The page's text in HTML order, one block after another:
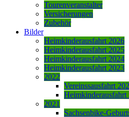
Tourenveranstalter
Versicherungen
Zubehör
Bilder
Heimkinderausfahrt 2026
Heimkinderausfahrt 2025
Heimkinderausfahrt 2024
Heimkinderausfahrt 2023
2022
Vereinssausfahrt
Heimkinderausfahrt
2021
Sachsenbike-